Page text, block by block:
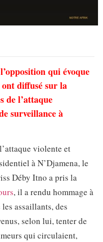
qui évoque
diffusé sur la
de l’attaque
surveillance à
violente et
à N’Djamena, le
Déby Itno a pris la
, il a rendu hommage à
assaillants, des
selon lui, tenter de
qui circulaient,